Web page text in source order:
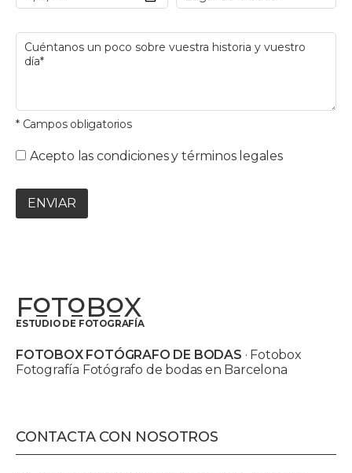
* Campos obligatorios
Acepto las condiciones y términos legales
ENVIAR
FOTOBOX
ESTUDIO DE FOTOGRAFÍA
FOTOBOX FOTÓGRAFO DE BODAS · Fotobox
Fotografía Fotógrafo de bodas en Barcelona
CONTACTA CON NOSOTROS